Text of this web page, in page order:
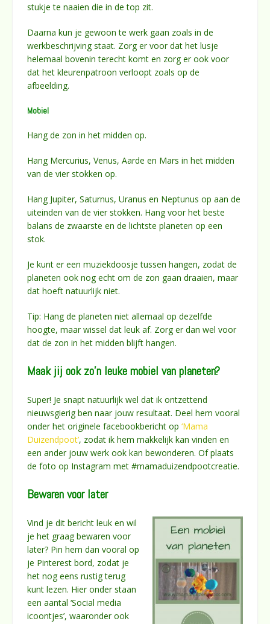
stukje te naaien die in de top zit.
Daarna kun je gewoon te werk gaan zoals in de
werkbeschrijving staat. Zorg er voor dat het lusje
helemaal bovenin terecht komt en zorg er ook voor
dat het kleurenpatroon verloopt zoals op de
afbeelding.
Mobiel
Hang de zon in het midden op.
Hang Mercurius, Venus, Aarde en Mars in het midden
van de vier stokken op.
Hang Jupiter, Saturnus, Uranus en Neptunus op aan de
uiteinden van de vier stokken. Hang voor het beste
balans de zwaarste en de lichtste planeten op een
stok.
Je kunt er een muziekdoosje tussen hangen, zodat de
planeten ook nog echt om de zon gaan draaien, maar
dat hoeft natuurlijk niet.
Tip: Hang de planeten niet allemaal op dezelfde
hoogte, maar wissel dat leuk af. Zorg er dan wel voor
dat de zon in het midden blijft hangen.
Maak jij ook zo’n leuke mobiel van planeten?
Super! Je snapt natuurlijk wel dat ik ontzettend
nieuwsgierig ben naar jouw resultaat. Deel hem vooral
onder het originele facebookbericht op ‘Mama
Duizendpoot’, zodat ik hem makkelijk kan vinden en
een ander jouw werk ook kan bewonderen. Of plaats
de foto op Instagram met #mamaduizendpootcreatie.
Bewaren voor later
Vind je dit bericht leuk en wil
je het graag bewaren voor
later? Pin hem dan vooral op
je Pinterest bord, zodat je
het nog eens rustig terug
kunt lezen. Hier onder staan
een aantal ‘Social media
icoontjes’, waaronder ook